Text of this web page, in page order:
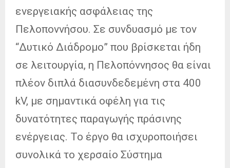
ενεργειακής ασφάλειας της
Πελοποννήσου. Σε συνδυασμό με τον
“Δυτικό Διάδρομο” που βρίσκεται ήδη
σε λειτουργία, η Πελοπόννησος θα είναι
πλέον διπλά διασυνδεδεμένη στα 400
kV, με σημαντικά οφέλη για τις
δυνατότητες παραγωγής πράσινης
ενέργειας. Το έργο θα ισχυροποιήσει
συνολικά το χερσαίο Σύστημα